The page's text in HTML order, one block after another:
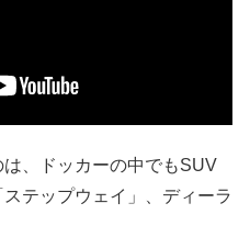
、ドッカーの中でもSUV
テップウェイ」、ディーラ